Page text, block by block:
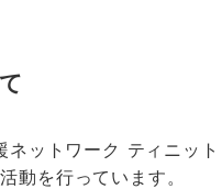
ネットワーク ティニット
動を行っています。